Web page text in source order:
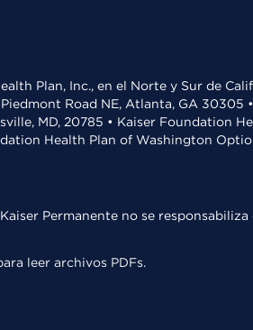
Plan, Inc., en el Norte y Sur de
Road NE, Atlanta, GA
MD, 20785 • Kaiser Foundation
Health Plan of Washington
Permanente no se
leer archivos PDFs.